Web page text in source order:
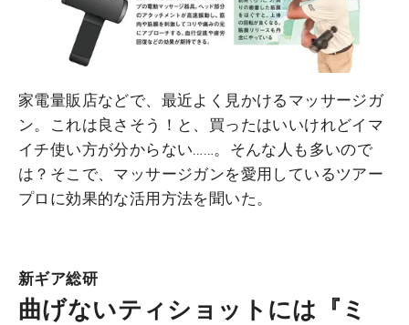
家電量販店などで、最近よく見かけるマッサージガ
ン。これは良さそう！と、買ったはいいけれどイマ
イチ使い方が分からない……。そんな人も多いので
は？そこで、マッサージガンを愛用しているツアー
プロに効果的な活用方法を聞いた。
新ギア総研
曲げないティショットには『ミ